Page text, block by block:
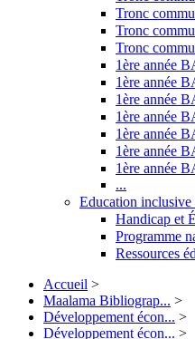
...
Accueil >
Maalama Bibliograp... >
Développement écon... >
Développement écon... >